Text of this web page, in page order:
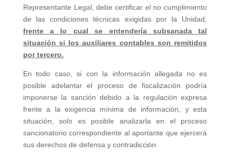
Representante Legal, debe certificar el no cumplimiento
de las condiciones técnicas exigidas por la Unidad,
frente a lo cual se entendería subsanada tal
situación si los auxiliares contables son remitidos
por tercero.
En todo caso, si con la información allegada no es
posible adelantar el proceso de fiscalización podría
imponerse la sanción debido a la regulación expresa
frente a la exigencia mínima de información, y esta
situación, solo es posible analizarla en el proceso
sancionatorio correspondiente al aportante que ejercerá
sus derechos de defensa y contradicción.